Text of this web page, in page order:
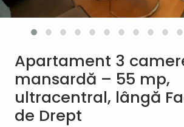
Apartament 3
mansardă – 55 mp,
ultracentral, lângă
de Drept